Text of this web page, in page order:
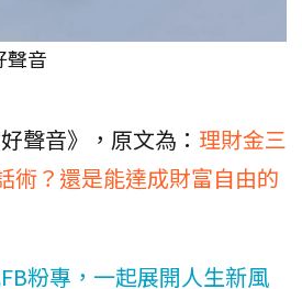
聲音
聲音》，原文為： 理財金三
術？還是能達成財富自由的
粉專，一起展開人生新風